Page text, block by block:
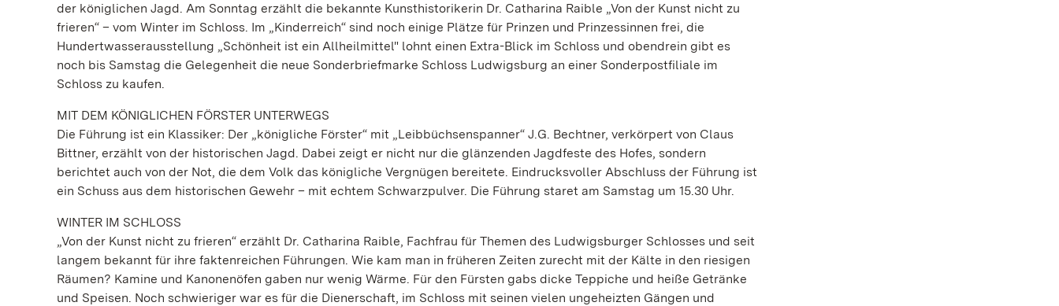
der königlichen Jagd. Am Sonntag erzählt die bekannte Kunsthistorikerin Dr. Catharina Raible „Von der Kunst nicht zu
frieren“ – vom Winter im Schloss. Im „Kinderreich“ sind noch einige Plätze für Prinzen und Prinzessinnen frei, die
Hundertwasserausstellung „Schönheit ist ein Allheilmittel" lohnt einen Extra-Blick im Schloss und obendrein gibt es
noch bis Samstag die Gelegenheit die neue Sonderbriefmarke Schloss Ludwigsburg an einer Sonderpostfiliale im
Schloss zu kaufen.
MIT DEM KÖNIGLICHEN FÖRSTER UNTERWEGS
Die Führung ist ein Klassiker: Der „königliche Förster“ mit „Leibbüchsenspanner“ J.G. Bechtner, verkörpert von Claus
Bittner, erzählt von der historischen Jagd. Dabei zeigt er nicht nur die glänzenden Jagdfeste des Hofes, sondern
berichtet auch von der Not, die dem Volk das königliche Vergnügen bereitete. Eindrucksvoller Abschluss der Führung ist
ein Schuss aus dem historischen Gewehr – mit echtem Schwarzpulver. Die Führung staret am Samstag um 15.30 Uhr.
WINTER IM SCHLOSS
„Von der Kunst nicht zu frieren“ erzählt Dr. Catharina Raible, Fachfrau für Themen des Ludwigsburger Schlosses und seit
langem bekannt für ihre faktenreichen Führungen. Wie kam man in früheren Zeiten zurecht mit der Kälte in den riesigen
Räumen? Kamine und Kanonenöfen gaben nur wenig Wärme. Für den Fürsten gabs dicke Teppiche und heiße Getränke
und Speisen. Noch schwieriger war es für die Dienerschaft, im Schloss mit seinen vielen ungeheizten Gängen und